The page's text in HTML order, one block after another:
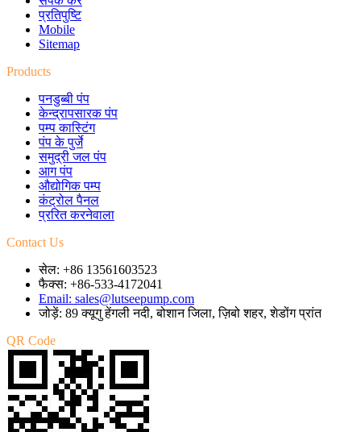
प्रतिपुष्टि
Mobile
Sitemap
Products
पनडुब्बी पंप
केन्द्रापसारक पंप
पम्प कास्टिंग
पंप के पुर्जे
समुद्री जल पंप
आग पंप
औद्योगिक पम्प
कंट्रोल पैनल
प्ररित करनेवाला
Contact Us
सेल: +86 13561603523
फैक्स: +86-533-4172041
Email: sales@lutseepump.com
जोड़ें: 89 क्यूगु हेंगली नदी, बोशान जिला, ज़िबो शहर, शेडोंग प्रांत
QR Code